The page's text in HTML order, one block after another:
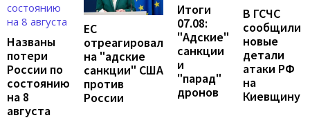
Названы
потери
России по
состоянию
на 8
августа
ЕС
отреагировал
на "адские
санкции" США
против
России
Итоги
07.08:
"Адские"
санкции
и
"парад"
дронов
В ГСЧС
сообщили
новые
детали
атаки РФ
на
Киевщину